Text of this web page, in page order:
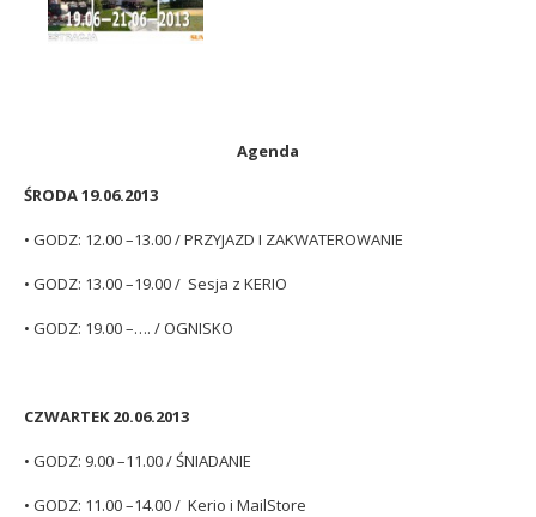
Agenda
ŚRODA 19.06.2013
• GODZ: 12.00 –13.00 / PRZYJAZD I ZAKWATEROWANIE
• GODZ: 13.00 –19.00 / Sesja z KERIO
• GODZ: 19.00 –…. / OGNISKO
CZWARTEK 20.06.2013
• GODZ: 9.00 –11.00 / ŚNIADANIE
• GODZ: 11.00 –14.00 / Kerio i MailStore